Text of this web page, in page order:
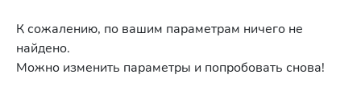
К сожалению, по вашим параметрам ничего не
найдено.
Можно изменить параметры и попробовать снова!